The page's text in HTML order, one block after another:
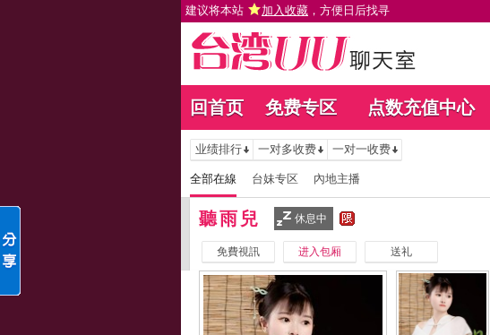
建议将本站 加入收藏 ，方便日后找寻
回首页 免费专区 点数充值中心
业绩排行 一对多收费 一对一收费
全部在線 台妹专区 內地主播
聽雨兒 休息中
免費視訊 进入包厢 送礼